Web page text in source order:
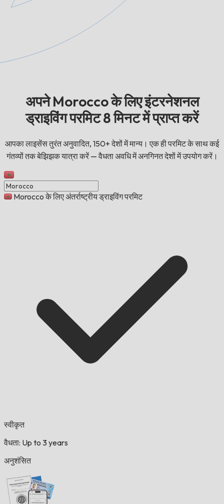
अपने Morocco के लिए इंटरनेशनल
ड्राइविंग परमिट 8 मिनट में प्राप्त करें
आपका लाइसेंस तुरंत अनुवादित, 150+ देशों में मान्य। एक ही परमिट के साथ कई
गंतव्यों तक बेझिझक यात्रा करें — वैधता अवधि में अनगिनत देशों में उपयोग करें।
Morocco के लिए अंतर्राष्ट्रीय ड्राइविंग परमिट
स्वीकृत
वैधता: Up to 3 years
अनुशंसित